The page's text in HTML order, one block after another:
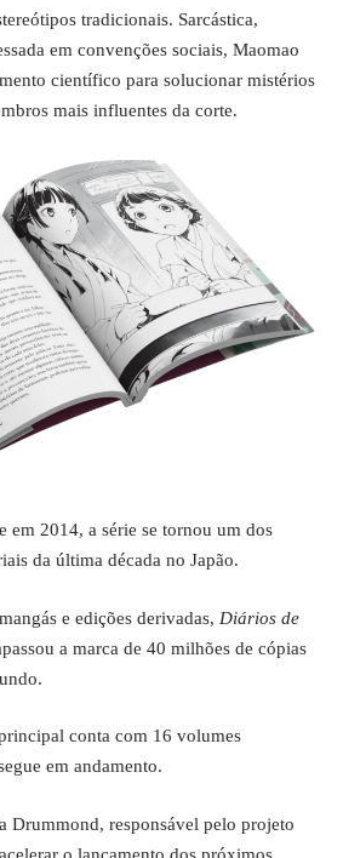
tradicionais. Sarcástica,
em convenções sociais, Maomao
científico para solucionar mistérios
mais influentes da corte.
em 2014, a série se tornou um dos
da última década no Japão.
e edições derivadas, Diários de
a marca de 40 milhões de cópias
conta com 16 volumes
em andamento.
Drummond, responsável pelo projeto
o lançamento dos próximos